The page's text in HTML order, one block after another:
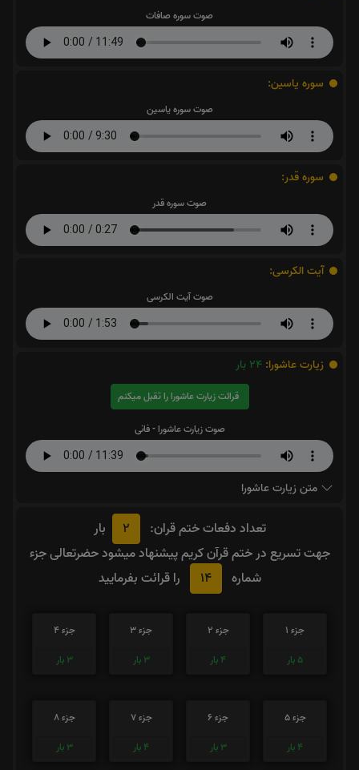
صوت سوره صافات
سوره یاسین:
صوت سوره یاسین
سوره قدر:
صوت سوره قدر
آیت الکرسی:
صوت آیت الکرسی
زیارت عاشورا: 24 بار
قرائت زیارت عاشورا را تقبل میکنم
صوت زیارت عاشورا - فانی
متن زیارت عاشورا
تعداد دفعات ختم قران: 2
بار
جهت تسریع در ختم قرآن کریم پیشنهاد میشود حضرتعالی جزء
شماره
14 را قرائت بفرمایید
جزء 1
5 بار
جزء 2
4 بار
جزء 3
3 بار
جزء 4
3 بار
جزء 5
4 بار
جزء 6
3 بار
جزء 7
4 بار
جزء 8
3 بار